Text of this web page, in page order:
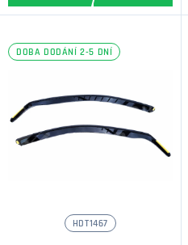
DOBA DODÁNÍ 2-5 DNÍ
HDT1467